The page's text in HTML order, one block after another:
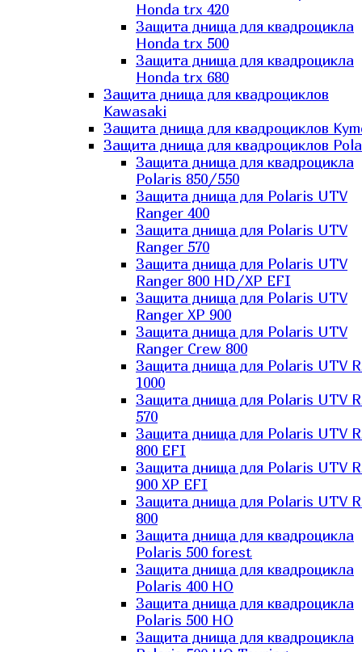
Honda trx 420
Защита днища для квадроцикла
Honda trx 500
Защита днища для квадроцикла
Honda trx 680
Защита днища для квадроциклов
Kawasaki
Защита днища для квадроциклов
Защита днища для квадроциклов
Защита днища для квадроцикла
Polaris 850/550
Защита днища для Polaris UTV
Ranger 400
Защита днища для Polaris UTV
Ranger 570
Защита днища для Polaris UTV
Ranger 800 HD/XP EFI
Защита днища для Polaris UTV
Ranger XP 900
Защита днища для Polaris UTV
Ranger Сrew 800
Защита днища для Polaris UTV
1000
Защита днища для Polaris UTV
570
Защита днища для Polaris UTV
800 EFI
Защита днища для Polaris UTV
900 XP EFI
Защита днища для Polaris UTV
800
Защита днища для квадроцикла
Polaris 500 forest
Защита днища для квадроцикла
Polaris 400 HO
Защита днища для квадроцикла
Polaris 500 HO
Защита днища для квадроцикла